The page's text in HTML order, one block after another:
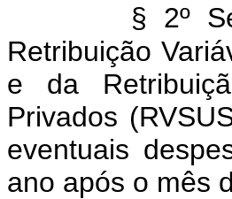
§ 2º
Retribuição
e da
Privados
eventuais
ano após o mês